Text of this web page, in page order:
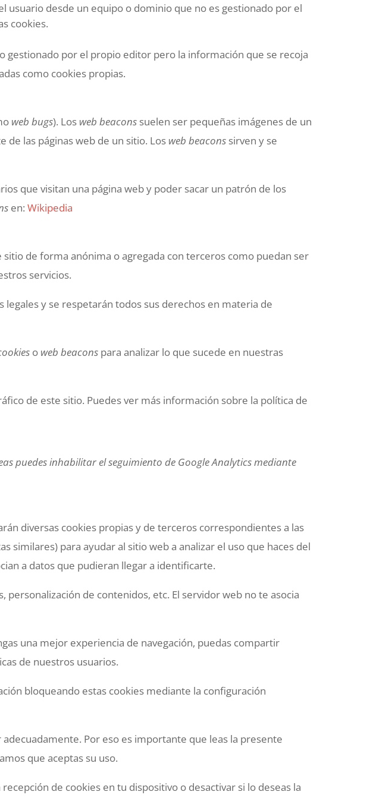
usuario desde un equipo o dominio que no es gestionado por el
cookies.
gestionado por el propio editor pero la información que se recoja
como cookies propias.
web bugs). Los web beacons suelen ser pequeñas imágenes de un
de las páginas web de un sitio. Los web beacons sirven y se
que visitan una página web y poder sacar un patrón de los
en:Wikipedia
de forma anónima o agregada con terceros como puedan ser
servicios.
y se respetarán todos sus derechos en materia de
o web beacons para analizar lo que sucede en nuestras
de este sitio. Puedes ver más información sobre la política de
puedes inhabilitar el seguimiento de Google Analytics mediante
diversas cookies propias y de terceros correspondientes a las
similares) para ayudar al sitio web a analizar el uso que haces del
a datos que pudieran llegar a identificarte.
de contenidos, etc. El servidor web no te asocia
una mejor experiencia de navegación, puedas compartir
de nuestros usuarios.
bloqueando estas cookies mediante la configuración
Por eso es importante que leas la presente
que aceptas su uso.
de cookies en tu dispositivo o desactivar si lo deseas la